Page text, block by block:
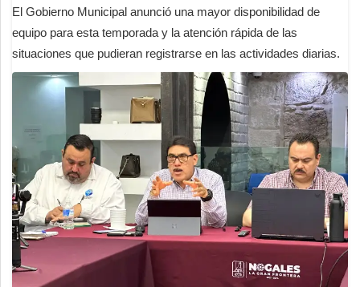
El Gobierno Municipal anunció una mayor disponibilidad de
equipo para esta temporada y la atención rápida de las
situaciones que pudieran registrarse en las actividades diarias.